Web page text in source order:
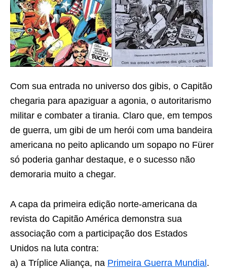
Com sua entrada no universo dos gibis, o Capitão
chegaria para apaziguar a agonia, o autoritarismo
militar e combater a tirania. Claro que, em tempos
de guerra, um gibi de um herói com uma bandeira
americana no peito aplicando um sopapo no Fürer
só poderia ganhar destaque, e o sucesso não
demoraria muito a chegar.
A capa da primeira edição norte-americana da
revista do Capitão América demonstra sua
associação com a participação dos Estados
Unidos na luta contra:
a) a Tríplice Aliança, na Primeira Guerra Mundial .